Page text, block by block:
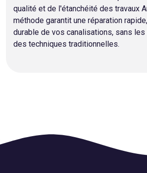
qualité et de l'étanchéité des travaux
méthode garantit une réparation
durable de vos canalisations, sans
des techniques traditionnelles.